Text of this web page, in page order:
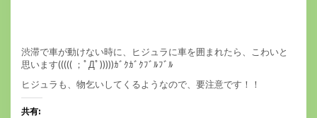
渋滞で車が動けない時に、ヒジュラに車を囲まれたら、こわいと
思います((((( ；ﾟДﾟ)))))ｶﾞｸｶﾞｸﾌﾞﾙﾌﾞﾙ
ヒジュラも、物乞いしてくるようなので、要注意です！！
共有: